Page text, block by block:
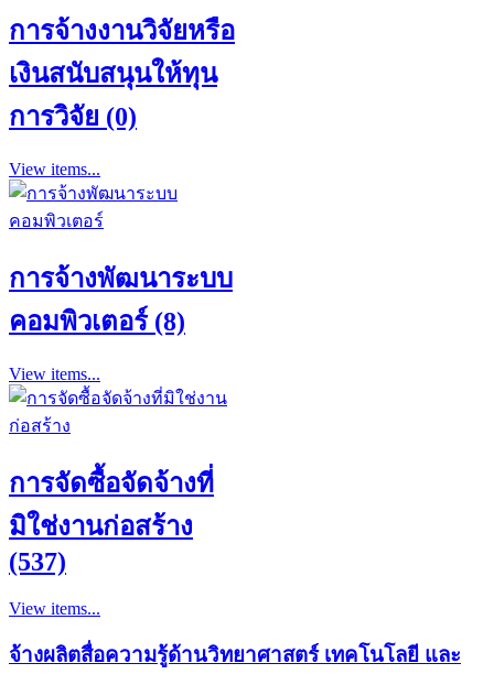
การจ้างงานวิจัยหรือ
เงินสนับสนุนให้ทุน
การวิจัย (0)
View items...
การจ้างพัฒนาระบบ
คอมพิวเตอร์ (8)
View items...
การจัดซื้อจัดจ้างที่
มิใช่งานก่อสร้าง
(537)
View items...
จ้างผลิตสื่อความรู้ด้านวิทยาศาสตร์ เทคโนโลยี และ